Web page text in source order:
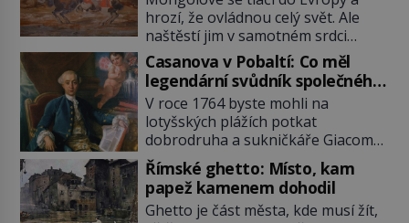
hrozí, že ovládnou celý svět. Ale
naštěstí jim v samotném srdci
Evropy stojí v cestě malé, ale silné
království, které dokáže
dobyvatelské hordy zastavit. Co
nedokáže žádná z asijských říší, co
nedokážou Němci – to dokáže
český král. Nebo že by ne?
Mongolové od roku 1223 postupují
podél Kaspického a Azovského
moře, […]
Casanova v Pobaltí: Co měl
legendární svůdník společného
se svobodnými zednáři?
V roce 1764 byste mohli na
lotyšských plážích potkat
dobrodruha a sukničkáře Giacoma
Casanovu. Jeho cesta k Baltskému
moři však nebyla turistickým
výletem, ale ryze pracovní cestou
se zištnými úmysly. Jaký cíl
Římské ghetto: Místo, kam
papež kamenem dohodil
Ghetto je část města, kde musí žít,